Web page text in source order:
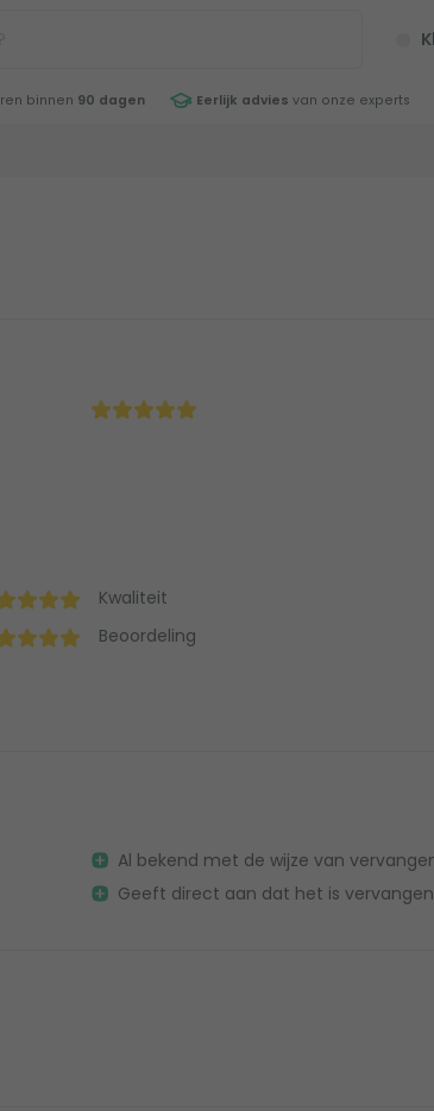
binnen 90 dagen Eerlijk advies van onze experts
Kwaliteit
Beoordeling
Al bekend met de wijze van
Geeft direct aan dat het is vervangen